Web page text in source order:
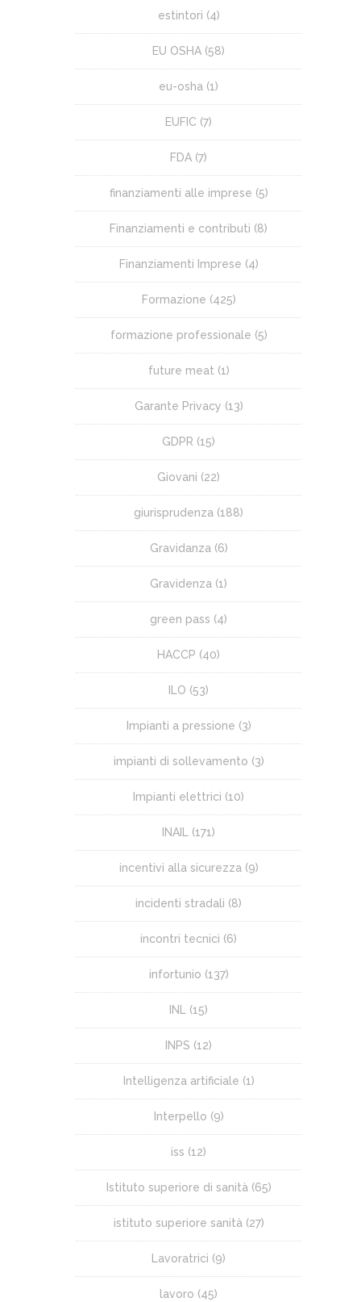
estintori (4)
EU OSHA (58)
eu-osha (1)
EUFIC (7)
FDA (7)
finanziamenti alle imprese (5)
Finanziamenti e contributi (8)
Finanziamenti Imprese (4)
Formazione (425)
formazione professionale (5)
future meat (1)
Garante Privacy (13)
GDPR (15)
Giovani (22)
giurisprudenza (188)
Gravidanza (6)
Gravidenza (1)
green pass (4)
HACCP (40)
ILO (53)
Impianti a pressione (3)
impianti di sollevamento (3)
Impianti elettrici (10)
INAIL (171)
incentivi alla sicurezza (9)
incidenti stradali (8)
incontri tecnici (6)
infortunio (137)
INL (15)
INPS (12)
Intelligenza artificiale (1)
Interpello (9)
iss (12)
Istituto superiore di sanità (65)
istituto superiore sanità (27)
Lavoratrici (9)
lavoro (45)